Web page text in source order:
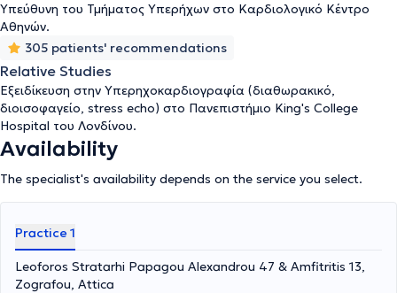
Υπεύθυνη του Τμήματος Υπερήχων στο Καρδιολογικό Κέντρο
Αθηνών.
305 patients' recommendations
Relative Studies
Εξειδίκευση στην Υπερηχοκαρδιογραφία (διαθωρακικό,
διοισοφαγείο, stress echo) στο Πανεπιστήμιο King's College
Hospital του Λονδίνου.
Availability
The specialist's availability depends on the service you select.
Practice 1
Leoforos Stratarhi Papagou Alexandrou 47 & Amfitritis 13,
Zografou, Attica